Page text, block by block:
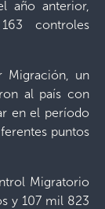
año anterior,
controles
Migración, un
al país con
en el período
puntos
Migratorio
y 107 mil 823